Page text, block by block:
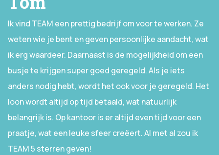
Ik vind TEAM een prettig bedrijf om voor te werken. Ze
weten wie je bent en geven persoonlijke aandacht, wat
ik erg waardeer. Daarnaast is de mogelijkheid om een
busje te krijgen super goed geregeld. Als je iets
anders nodig hebt, wordt het ook voor je geregeld. Het
loon wordt altijd op tijd betaald, wat natuurlijk
belangrijk is. Op kantoor is er altijd even tijd voor een
praatje, wat een leuke sfeer creëert. Al met al zou ik
TEAM 5 sterren geven!